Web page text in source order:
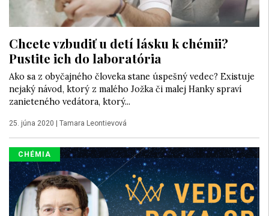
Chcete vzbudiť u detí lásku k chémii?
Pustite ich do laboratória
Ako sa z obyčajného človeka stane úspešný vedec? Existuje
nejaký návod, ktorý z malého Jožka či malej Hanky spraví
zanieteného vedátora, ktorý...
25. júna 2020 Tamara Leontievová
CHÉMIA